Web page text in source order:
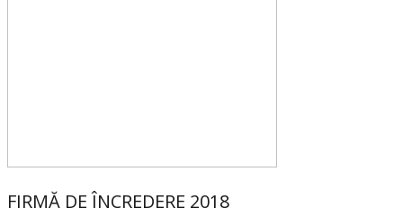
FIRMĂ DE ÎNCREDERE 2018